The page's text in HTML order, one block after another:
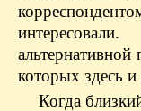
которых здесь
Когда